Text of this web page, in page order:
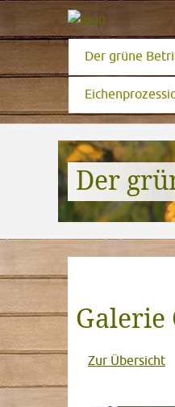
Der grüne
Der
Galerie
Zur Übersicht